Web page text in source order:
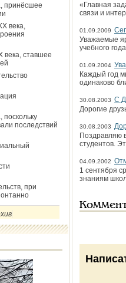
принёсшее
века,
века, ставшее
поскольку
последствий
при
«Главная
связи и
01.09.2009
Уважаемые
учебного
01.09.2004
Каждый год
одинаково
30.08.2003 С
Дорогие
30.08.2003
Поздравляю
студентов.
04.09.2002
1 сентября
знаниям